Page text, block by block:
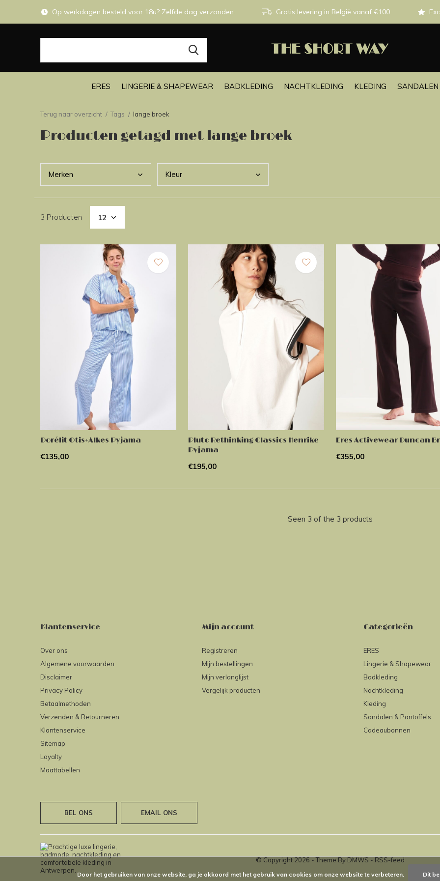
ERES LINGERIE & SHAPEWEAR BADKLEDING NACHTKLEDING KLEDING SANDALEN
Op werkdagen besteld voor 18u? Zelfde dag verzonden. Gratis levering in België vanaf €100.
Terug naar overzicht Tags lange broek
Producten getagd met lange broek
Merken Kleur
3 Producten
Dorélit Otis+Alkes Pyjama
€135,00
Pluto Rethinking Classics Henrike
Pyjama
€195,00
Eres Activewear Duncan
€355,00
Seen 3 of the 3 products
Klantenservice
Over ons
Algemene voorwaarden
Disclaimer
Privacy Policy
Betaalmethoden
Verzenden & Retourneren
Klantenservice
Sitemap
Loyalty
Maattabellen
Mijn account
Registreren
Mijn bestellingen
Mijn verlanglijst
Vergelijk producten
Categorieën
ERES
Lingerie & Shapewear
Badkleding
Nachtkleding
Kleding
Sandalen & Pantoffels
Cadeaubonnen
BEL ONS EMAIL ONS
© Copyright 2026 - Theme By DMWS - RSS-feed
Door het gebruiken van onze website, ga je akkoord met het gebruik van cookies om onze website te verbeteren. Dit